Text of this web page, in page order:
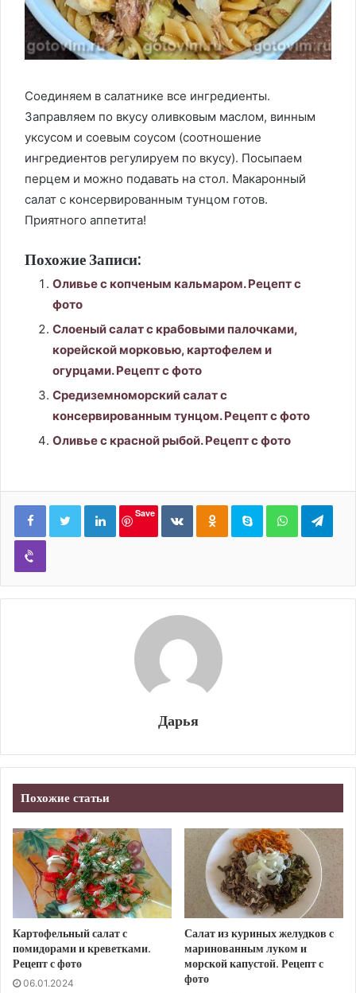
Соединяем в салатнике все ингредиенты.
Заправляем по вкусу оливковым маслом, винным
уксусом и соевым соусом (соотношение
ингредиентов регулируем по вкусу). Посыпаем
перцем и можно подавать на стол. Макаронный
салат с консервированным тунцом готов.
Приятного аппетита!
Похожие Записи:
Оливье с копченым кальмаром. Рецепт с
фото
Слоеный салат с крабовыми палочками,
корейской морковью, картофелем и
огурцами. Рецепт с фото
Средиземноморский салат с
консервированным тунцом. Рецепт с фото
Оливье с красной рыбой. Рецепт с фото
LinkedIn
Save
ВконтактеОдноклассники
Skype WhatsApp
Viber
Дарья
Похожие статьи
Картофельный салат с
помидорами и креветками.
Рецепт с фото
06.01.2024
Салат из куриных желудков с
маринованным луком и
морской капустой. Рецепт с
фото